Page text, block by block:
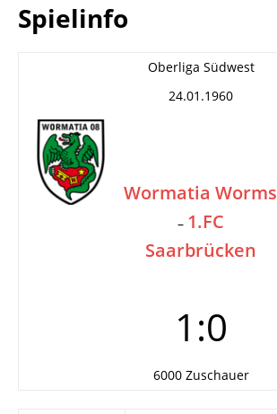
Spielinfo
Oberliga Südwest
24.01.1960
Wormatia Worms
– 1.FC
Saarbrücken
1:0
6000 Zuschauer